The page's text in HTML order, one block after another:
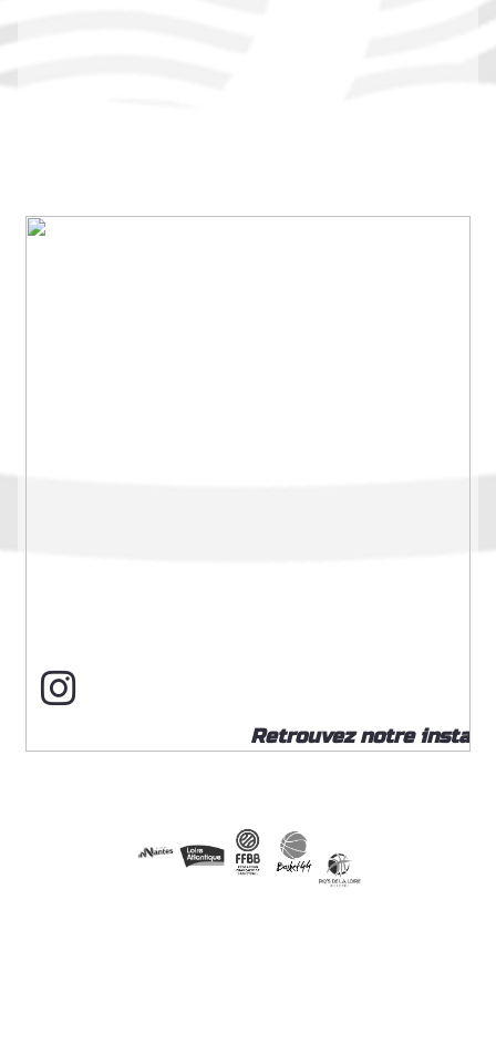
Retrouvez notre insta